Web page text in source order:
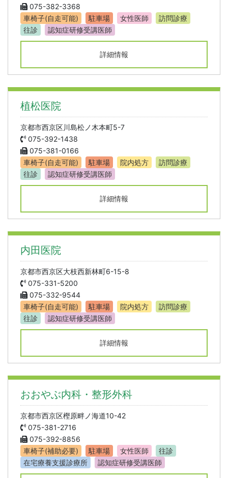
075-382-3368
車椅子(自走可能)
駐車場 女性医師
訪問診療
往診
認知症研修受講医師
詳細情報
植松医院
京都市西京区川島松ノ木本町5-7
075-392-1438
075-381-0166
車椅子(自走可能)
駐車場 院内処方
訪問診療
往診
認知症研修受講医師
詳細情報
内田医院
京都市西京区大枝西新林町6-15-8
075-331-5200
075-332-9544
車椅子(自走可能)
駐車場 院内処方
訪問診療
往診
認知症研修受講医師
詳細情報
おおやぶ内科・整形外科
京都市西京区樫原畔ノ海道10-42
075-381-2716
075-392-8856
車椅子(補助必要)
駐車場 女性医師
往診
在宅療養支援診療所
認知症研修受講医師